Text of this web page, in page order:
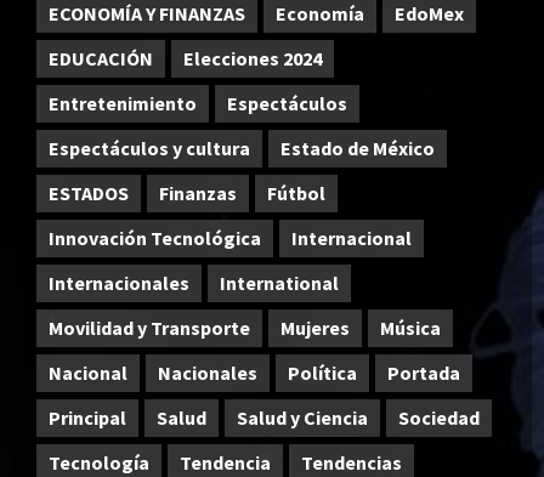
ECONOMÍA Y FINANZAS
Economía
EdoMex
EDUCACIÓN
Elecciones 2024
Entretenimiento
Espectáculos
Espectáculos y cultura
Estado de México
ESTADOS
Finanzas
Fútbol
Innovación Tecnológica
Internacional
Internacionales
International
Movilidad y Transporte
Mujeres
Música
Nacional
Nacionales Política
Portada
Principal
Salud Salud y Ciencia
Sociedad
Tecnología
Tendencia
Tendencias